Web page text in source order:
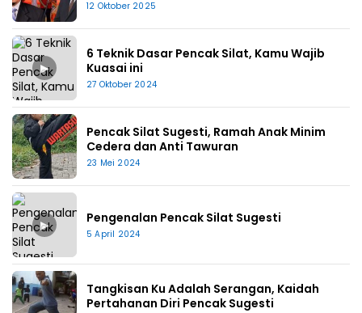
12 Oktober 2025
▶
6 Teknik Dasar Pencak Silat, Kamu Wajib
Kuasai ini
27 Oktober 2024
Pencak Silat Sugesti, Ramah Anak Minim
Cedera dan Anti Tawuran
23 Mei 2024
▶ Pengenalan Pencak Silat Sugesti
5 April 2024
Tangkisan Ku Adalah Serangan, Kaidah
Pertahanan Diri Pencak Sugesti